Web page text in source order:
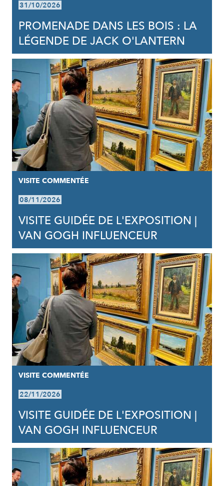
31/10/2026
PROMENADE DANS LES BOIS : LA
LÉGENDE DE JACK O'LANTERN
VISITE COMMENTÉE
08/11/2026
VISITE GUIDÉE DE L'EXPOSITION |
VAN GOGH INFLUENCEUR
VISITE COMMENTÉE
22/11/2026
VISITE GUIDÉE DE L'EXPOSITION |
VAN GOGH INFLUENCEUR